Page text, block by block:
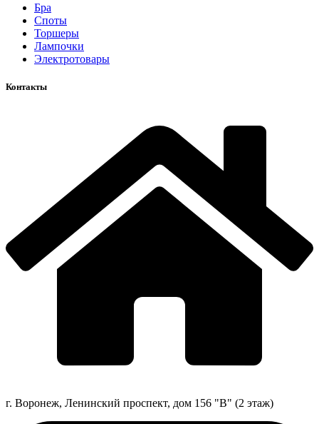
Бра
Споты
Торшеры
Лампочки
Электротовары
Контакты
г. Воронеж, Ленинский проспект, дом 156 "В" (2 этаж)